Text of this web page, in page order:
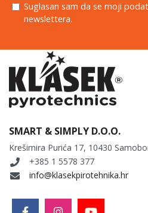
Suglasan sam da se moji
newslettera.
SMART & SIMPLY D.O.O.
Krešimira Purića 17, 10430
+385 1 5578 377
info@klasekpirotehnika.hr